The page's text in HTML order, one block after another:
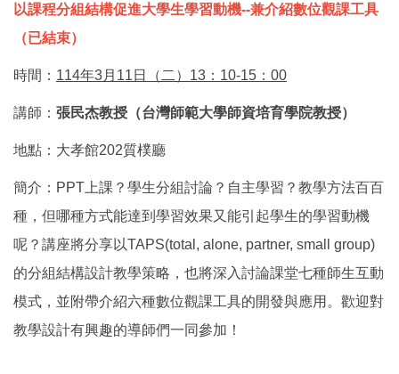
以課程分組結構促進大學生學習動機--兼介紹數位觀課工具
（已結束）
時間： 114年3月11日（二）13：10-15：00
講師： 張民杰教授（台灣師範大學師資培育學院教授）
地點： 大孝館202質樸廳
簡介： PPT 上課？學生分組討論？自主學習？教學方法百百
種，但哪種方式能達到學習效果又能引起學生的學習動機
呢？講座將分享以TAPS(total, alone, partner, small group)
的分組結構設計教學策略，也將深入討論課堂七種師生互動
模式，並附帶介紹六種數位觀課工具的開發與應用。歡迎對
教學設計有興趣的導師們一同參加！